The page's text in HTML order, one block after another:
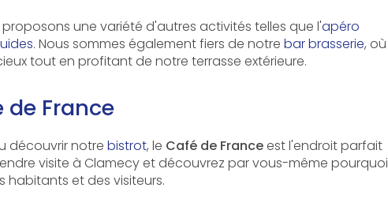
une variété d'autres activités telles que l'apéro
. Nous sommes également fiers de notre bar brasserie, où
tout en profitant de notre terrasse extérieure.
de France
découvrir notre bistrot, le Café de Franceest l'endroit parfait
visite à Clamecy et découvrez par vous-même pourquoi
habitants et des visiteurs.